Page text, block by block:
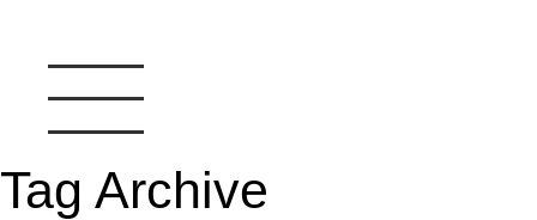
Tag Archive